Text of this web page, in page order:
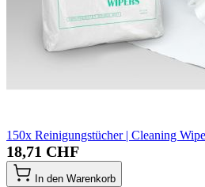
150x Reinigungstücher | Cleaning
18,71 CHF
In den Warenkorb